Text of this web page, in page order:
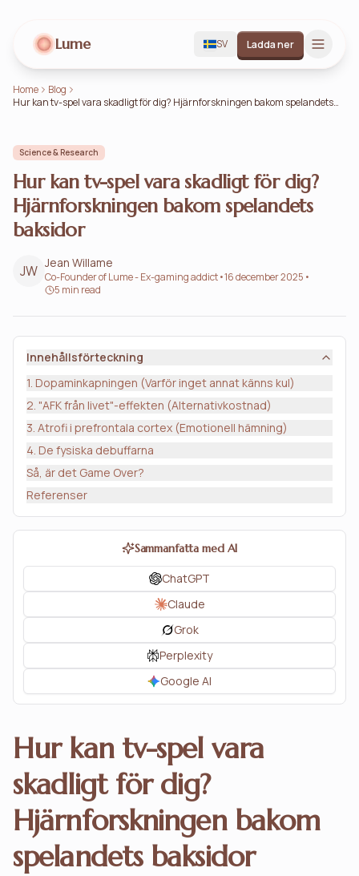
Lume SV Ladda ner
Home
Blog
Hur kan tv-spel vara skadligt för dig? Hjärnforskningen bakom spelandets
Science & Research
Hur kan tv-spel vara skadligt för dig?
Hjärnforskningen bakom spelandets
baksidor
JW Jean Willame
Co-Founder of Lume - Ex-gaming addict•16 december 2025 •
5 min read
Innehållsförteckning
1. Dopaminkapningen (Varför inget annat känns kul)
2. "AFK från livet"-effekten (Alternativkostnad)
3. Atrofi i prefrontala cortex (Emotionell hämning)
4. De fysiska debuffarna
Så, är det Game Over?
Referenser
Sammanfatta med AI
ChatGPT
Claude
Grok
Perplexity
Google AI
Hur kan tv-spel vara
skadligt för dig?
Hjärnforskningen bakom
spelandets baksidor